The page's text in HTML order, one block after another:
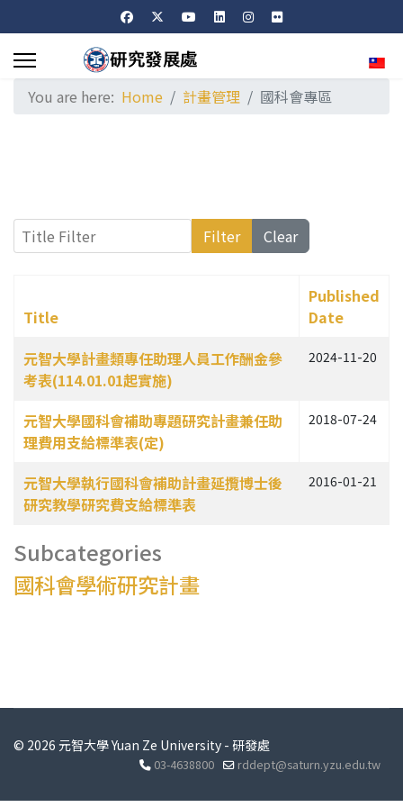
You are here: Home 計畫管理 國科會專區
Title Filter Filter Clear
Articles
Title
Published
Date
元智大學計畫類專任助理人員工作酬金參
考表(114.01.01起實施)
2024-11-20
元智大學國科會補助專題研究計畫兼任助
理費用支給標準表(定)
2018-07-24
元智大學執行國科會補助計畫延攬博士後
研究教學研究費支給標準表
2016-01-21
Subcategories
國科會學術研究計畫
© 2026 元智大學 Yuan Ze University - 研發處
03-4638800 rddept@saturn.yzu.edu.tw